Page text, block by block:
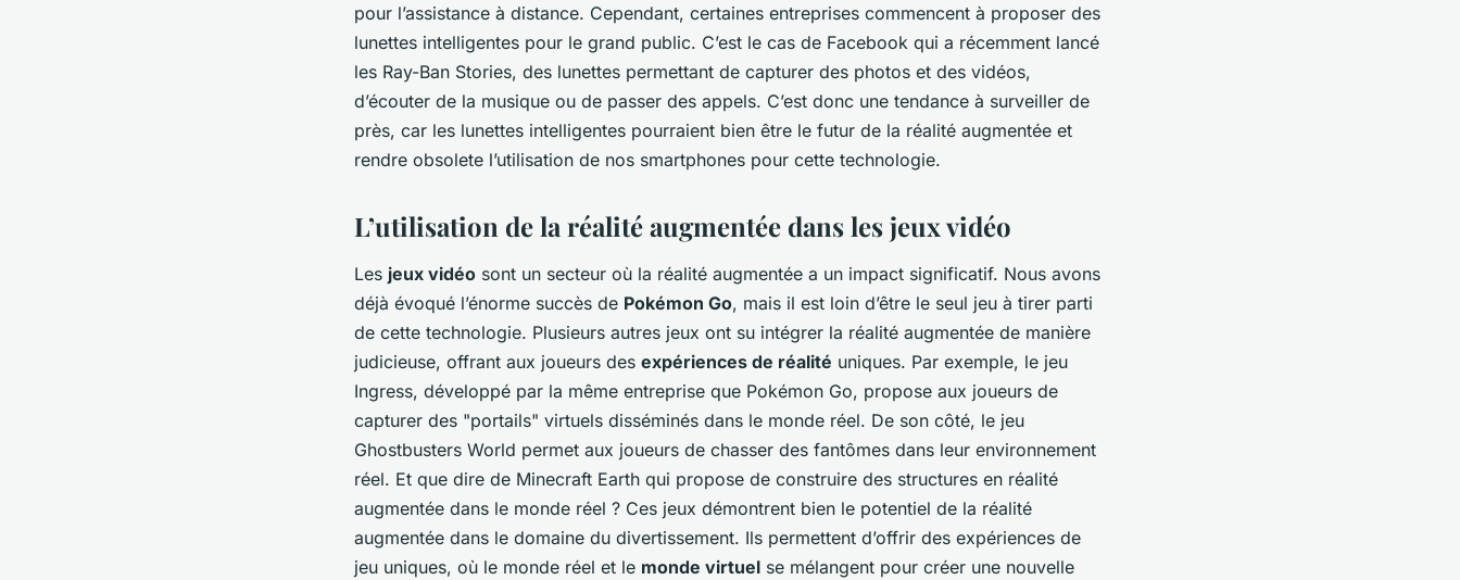
pour l’assistance à distance. Cependant, certaines entreprises commencent à proposer des
lunettes intelligentes pour le grand public. C’est le cas de Facebook qui a récemment lancé
les Ray-Ban Stories, des lunettes permettant de capturer des photos et des vidéos,
d’écouter de la musique ou de passer des appels. C’est donc une tendance à surveiller de
près, car les lunettes intelligentes pourraient bien être le futur de la réalité augmentée et
rendre obsolete l’utilisation de nos smartphones pour cette technologie.
L’utilisation de la réalité augmentée dans les jeux vidéo
Les jeux vidéo sont un secteur où la réalité augmentée a un impact significatif. Nous avons
déjà évoqué l’énorme succès de Pokémon Go, mais il est loin d’être le seul jeu à tirer parti
de cette technologie. Plusieurs autres jeux ont su intégrer la réalité augmentée de manière
judicieuse, offrant aux joueurs des expériences de réalité uniques. Par exemple, le jeu
Ingress, développé par la même entreprise que Pokémon Go, propose aux joueurs de
capturer des "portails" virtuels disséminés dans le monde réel. De son côté, le jeu
Ghostbusters World permet aux joueurs de chasser des fantômes dans leur environnement
réel. Et que dire de Minecraft Earth qui propose de construire des structures en réalité
augmentée dans le monde réel ? Ces jeux démontrent bien le potentiel de la réalité
augmentée dans le domaine du divertissement. Ils permettent d’offrir des expériences de
jeu uniques, où le monde réel et le monde virtuel se mélangent pour créer une nouvelle